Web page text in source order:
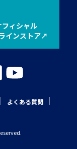
フィシャル
インストア
よくある質問